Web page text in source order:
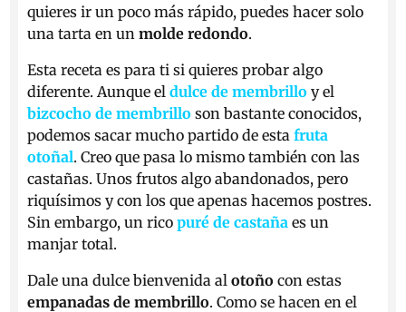
quieres ir un poco más rápido, puedes hacer solo
una tarta en unmolde redondo.
Esta receta es para ti si quieres probar algo
diferente. Aunque eldulce de membrillo y el
bizcocho de membrillo son bastante conocidos,
podemos sacar mucho partido de estafruta
otoñal. Creo que pasa lo mismo también con las
castañas. Unos frutos algo abandonados, pero
riquísimos y con los que apenas hacemos postres.
Sin embargo, un ricopuré de castaña es un
manjar total.
Dale una dulce bienvenida alotoño con estas
empanadas de membrillo. Como se hacen en el